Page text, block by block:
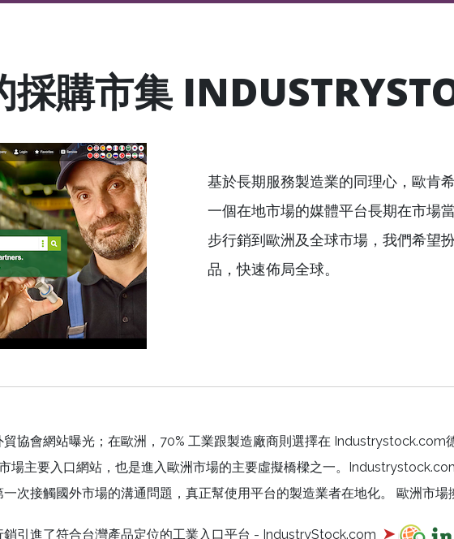
採購市集
基於長期服務製造業的同理心，歐肯
一個在地市場的媒體平台長期在市場
步行銷到歐洲及全球市場，我們希望
品，快速佈局全球。
協會網站曝光；在歐洲，70% 工業跟製造廠商則選擇在 Industrystock.com
場主要入口網站，也是進入歐洲市場的主要虛擬橋樑之一。
次接觸國外市場的溝通問題，真正幫使用平台的製造業者在地化。 歐洲市
引進了符合台灣產品定位的工業入口平台 - IndustryStock.com ➤